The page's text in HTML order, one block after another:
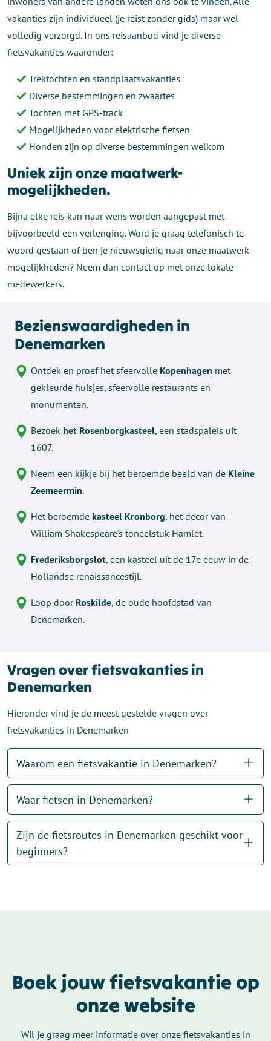
vakanties zijn individueel (je reist zonder gids) maar wel
volledig verzorgd. In ons reisaanbod vind je diverse
fietsvakanties waaronder:
Trektochten en standplaatsvakanties
Diverse bestemmingen en zwaartes
Tochten met GPS-track
Mogelijkheden voor elektrische fietsen
Honden zijn op diverse bestemmingen welkom
Uniek zijn onze maatwerk-
mogelijkheden.
Bijna elke reis kan naar wens worden aangepast met
bijvoorbeeld een verlenging. Word je graag telefonisch te
woord gestaan of ben je nieuwsgierig naar onze maatwerk-
mogelijkheden? Neem dan contact op met onze lokale
medewerkers.
Bezienswaardigheden in
Denemarken
Ontdek en proef het sfeervolle Kopenhagen met
gekleurde huisjes, sfeervolle restaurants en
monumenten.
Bezoek het Rosenborgkasteel, een stadspaleis uit
1607.
Neem een kijkje bij het beroemde beeld van de Kleine
Zeemeermin.
Het beroemde kasteel Kronborg, het decor van
William Shakespeare's toneelstuk Hamlet.
Frederiksborgslot, een kasteel uit de 17e eeuw in de
Hollandse renaissancestijl.
Loop door Roskilde, de oude hoofdstad van
Denemarken.
Vragen over fietsvakanties in
Denemarken
Hieronder vind je de meest gestelde vragen over
fietsvakanties in Denemarken
Waarom een fietsvakantie in Denemarken?
Waar fietsen in Denemarken?
Zijn de fietsroutes in Denemarken geschikt voor
beginners?
Boek jouw fietsvakantie op
onze website
Wil je graag meer informatie over onze fietsvakanties in